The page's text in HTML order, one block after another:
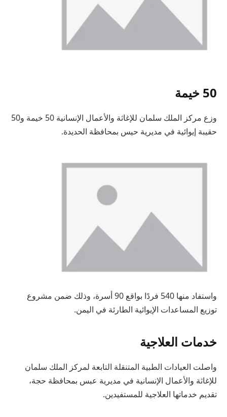
50 خيمة
وزع مركز الملك سلمان للإغاثة والأعمال الإنسانية 50 خيمة و50
حقيبة إيوائية في مديرية حيس بمحافظة الحديدة.
واستفاد منها 540 فردًا بواقع 90 أسرة، وذلك ضمن مشروع
توزيع المساعدات الإيوائية الطارئة في اليمن.
خدمات العلاجية
واصلت العيادات الطبية المتنقلة التابعة لمركز الملك سلمان
للإغاثة والأعمال الإنسانية في مديرية عبس بمحافظة حجة،
تقديم خدماتها العلاجية للمستفيدين.